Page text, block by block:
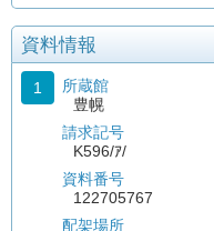
資料情報
1
所蔵館
豊幌
請求記号
K596/ｱ/
資料番号
122705767
配架場所